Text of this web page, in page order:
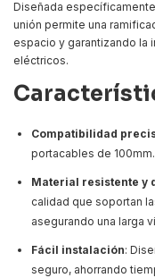
Diseñada
unión permite una
espacio y garantizando la
eléctricos.
Compatibilidad
portacables de 100mm.
Material resistente y
calidad que soportan
asegurando una larga
Fácil instalación:
seguro, ahorrando